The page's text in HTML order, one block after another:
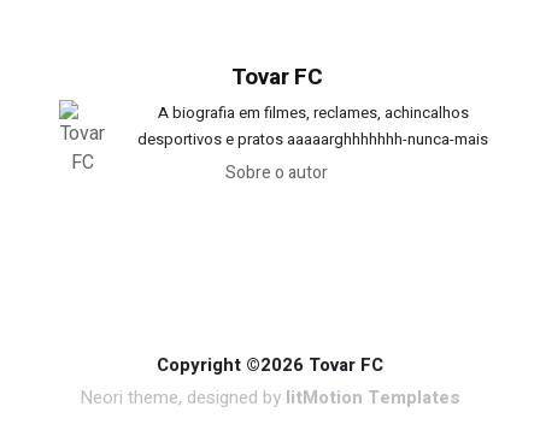
Tovar FC
A biografia em filmes, reclames, achincalhos
desportivos e pratos aaaaarghhhhhhh-nunca-mais
Sobre o autor
Copyright ©2026 Tovar FC
Neori theme, designed by litMotion Templates